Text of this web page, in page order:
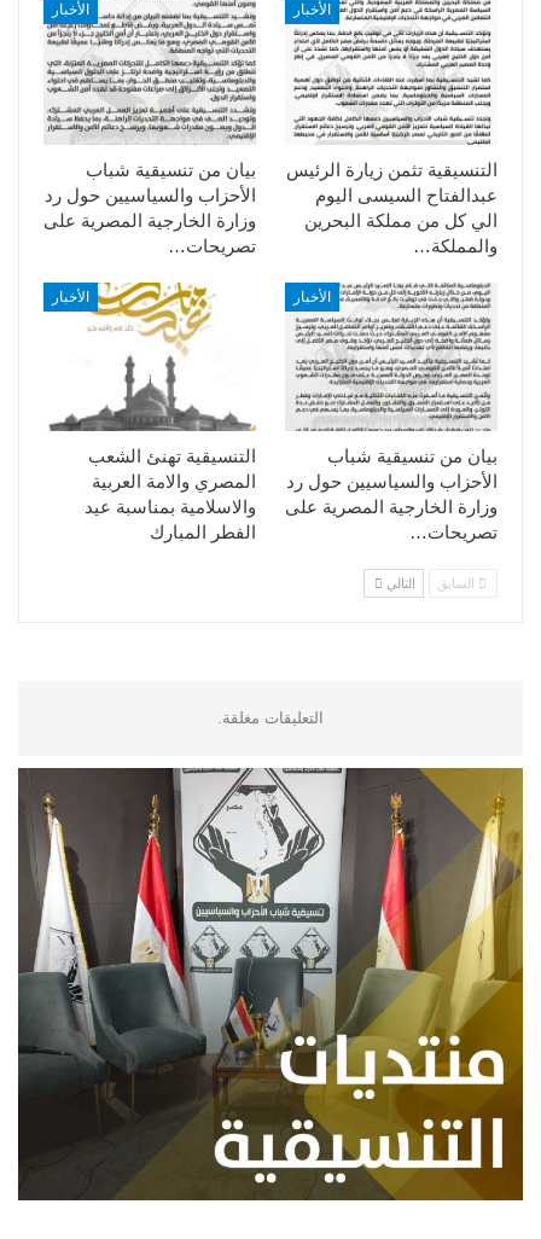
الأخبار
بيان من تنسيقية شباب
الأحزاب والسياسيين حول رد
وزارة الخارجية المصرية على
تصريحات…
الأخبار
التنسيقية تثمن زيارة الرئيس
عبدالفتاح السيسى اليوم
الي كل من مملكة البحرين
والمملكة…
الأخبار
التنسيقية تهنئ الشعب
المصري والامة العربية
والاسلامية بمناسبة عيد
الفطر المبارك
الأخبار
بيان من تنسيقية شباب
الأحزاب والسياسيين حول رد
وزارة الخارجية المصرية على
تصريحات…
السابق التالي
التعليقات مغلقة.